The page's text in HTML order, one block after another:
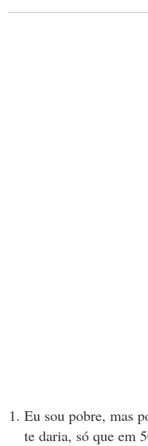
Eu sou pobre, mas
te daria, só que em